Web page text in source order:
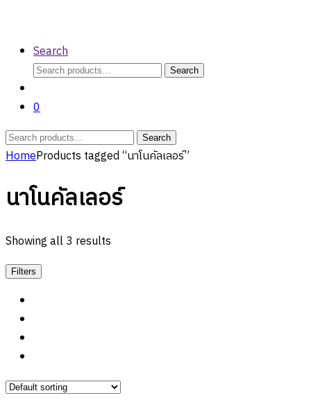
Search
Search
Search
0
Search
for:
Search
HomeProducts tagged “นาโนคัลเลอร์”
นาโนคัลเลอร์
Showing all 3 results
Filters